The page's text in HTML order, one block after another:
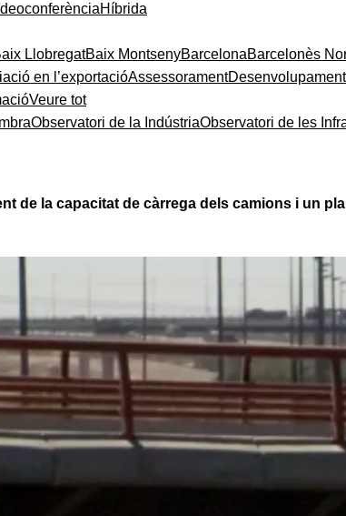
Híbrida
LlobregatBaix MontsenyBarcelonaBarcelonès
en l’exportacióAssessorament
Veure tot
Observatori de la IndústriaObservatori de les
de la capacitat de càrrega dels camions i un